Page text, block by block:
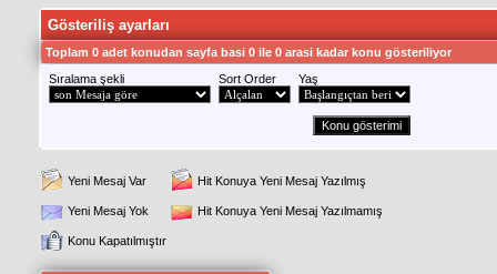
Gösteriliş ayarları
Toplam 0 adet konudan sayfa basi 0 ile 0 arasi kadar konu gösteriliyor
Sıralama şekli
Sort Order Yaş
Yeni Mesaj Var Hit Konuya Yeni Mesaj Yazılmış
Yeni Mesaj Yok Hit Konuya Yeni Mesaj Yazılmamış
Konu Kapatılmıştır